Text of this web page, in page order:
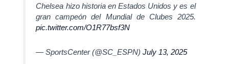
Chelsea hizo historia en Estados Unidos y es el
gran campeón del Mundial de Clubes 2025.
pic.twitter.com/O1R77bsf3N
— SportsCenter (@SC_ESPN)July 13, 2025